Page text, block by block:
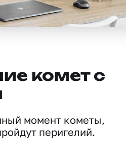
комет с
момент кометы,
перигелий.